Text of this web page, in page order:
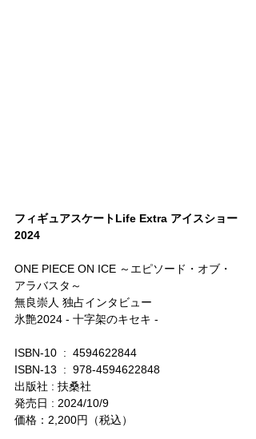
フィギュアスケートLife Extra アイスショー
2024
ONE PIECE ON ICE ～エピソード・オブ・
アラバスタ～
無良崇人 独占インタビュー
氷艶2024 - 十字架のキセキ -
ISBN-10 ‏ : ‎ 4594622844
ISBN-13 ‏ : ‎ 978-4594622848
出版社 : 扶桑社
発売日 : 2024/10/9
価格：2,200円（税込）